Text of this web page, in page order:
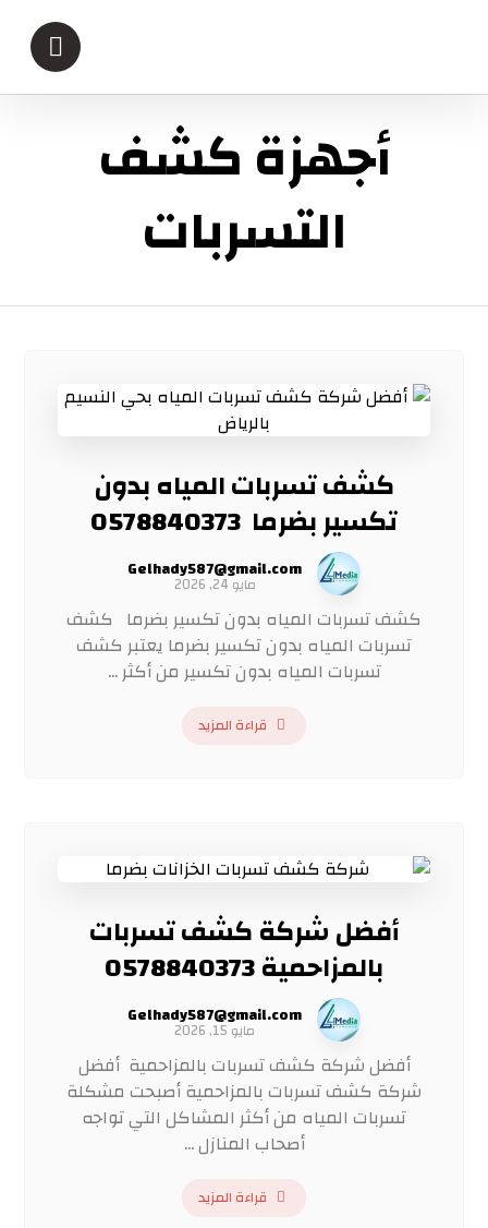
أجهزة كشف
التسربات
كشف تسربات المياه بدون
تكسير بضرما 0578840373
Gelhady587@gmail.com
مايو 24, 2026
كشف تسربات المياه بدون تكسير بضرما كشف
تسربات المياه بدون تكسير بضرما يعتبر كشف
تسربات المياه بدون تكسير من أكثر ...
قراءة المزيد
أفضل شركة كشف تسربات
بالمزاحمية 0578840373
Gelhady587@gmail.com
مايو 15, 2026
أفضل شركة كشف تسربات بالمزاحمية أفضل
شركة كشف تسربات بالمزاحمية أصبحت مشكلة
تسربات المياه من أكثر المشاكل التي تواجه
أصحاب المنازل ...
قراءة المزيد